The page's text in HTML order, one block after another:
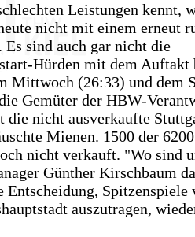
Leistungen kennt,
nicht mit einem erneut
sind auch gar nicht die
Hürden mit dem Auftakt
Mittwoch (26:33) und dem
Gemüter der HBW-
die nicht ausverkaufte
Mienen. 1500 der
nicht verkauft. "Wo sind
Günther Kirschbaum
Spitzenspiele
auszutragen,